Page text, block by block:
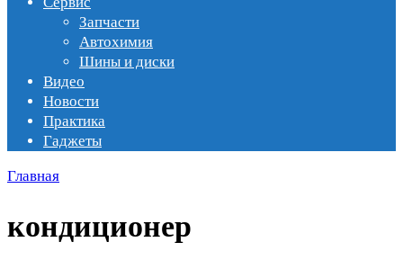
Запчасти
Автохимия
Шины и диски
Видео
Новости
Практика
Гаджеты
Главная
кондиционер